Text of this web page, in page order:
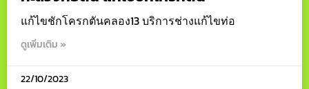
แก้ไขชักโครกตันคลอง13 บริการช่างแก้ไขท่อ
ดูเพิ่มเติม »
22/10/2023